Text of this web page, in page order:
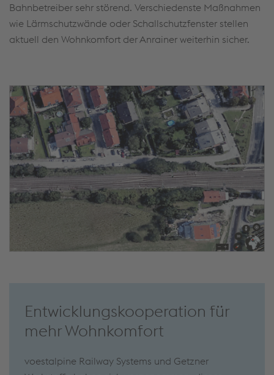
Bahnbetreiber sehr störend. Verschiedenste Maßnahmen
wie Lärmschutzwände oder Schallschutzfenster stellen
aktuell den Wohnkomfort der Anrainer weiterhin sicher.
Entwicklungskooperation für
mehr Wohnkomfort
voestalpine Railway Systems und Getzner